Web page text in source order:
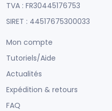
TVA : FR30445176753
SIRET : 44517675300033
Mon compte
Tutoriels/Aide
Actualités
Expédition & retours
FAQ